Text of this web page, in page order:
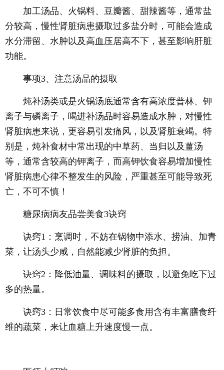
加工汤品、火锅料、豆瓣酱、甜辣酱等，通常盐
分较高，慢性肾脏病患摄取过多盐分时，可能会造成
水分滞留、水肿以及高血压居高不下，甚至影响肝脏
功能。
事项3、注意汤品的摄取
炖补汤类或是火锅汤底通常含有高浓度普林、钾
离子与磷离子，喝进补汤品时容易造成水肿，对慢性
肾脏病患来说，更容易引发痛风，以及肾脏衰竭。特
别是，炖补食材中常出现的中草药、当归以及薑汤
等，通常含较高的钾离子，而高钾饮食容易增加慢性
肾脏病患心律不整发生的风险，严重甚至可能导致死
亡，不可不慎！
糖尿病病友品尝美食3诀窍
诀窍1：烹调时，不妨在锅物中添水、捞油、加青
菜，让汤头少咸，自然能减少肾脏的负担。
诀窍2：降低油量、调味料的摄取，以避免吃下过
多的热量。
诀窍3：日常饮食中尽可能多食用含有丰富膳食纤
维的蔬菜，来让血糖上升速度慢一点。